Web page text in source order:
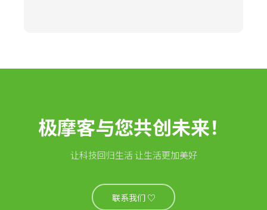
极摩客与您共创未来！
让科技回归生活 让生活更加美好
联系我们 ♡